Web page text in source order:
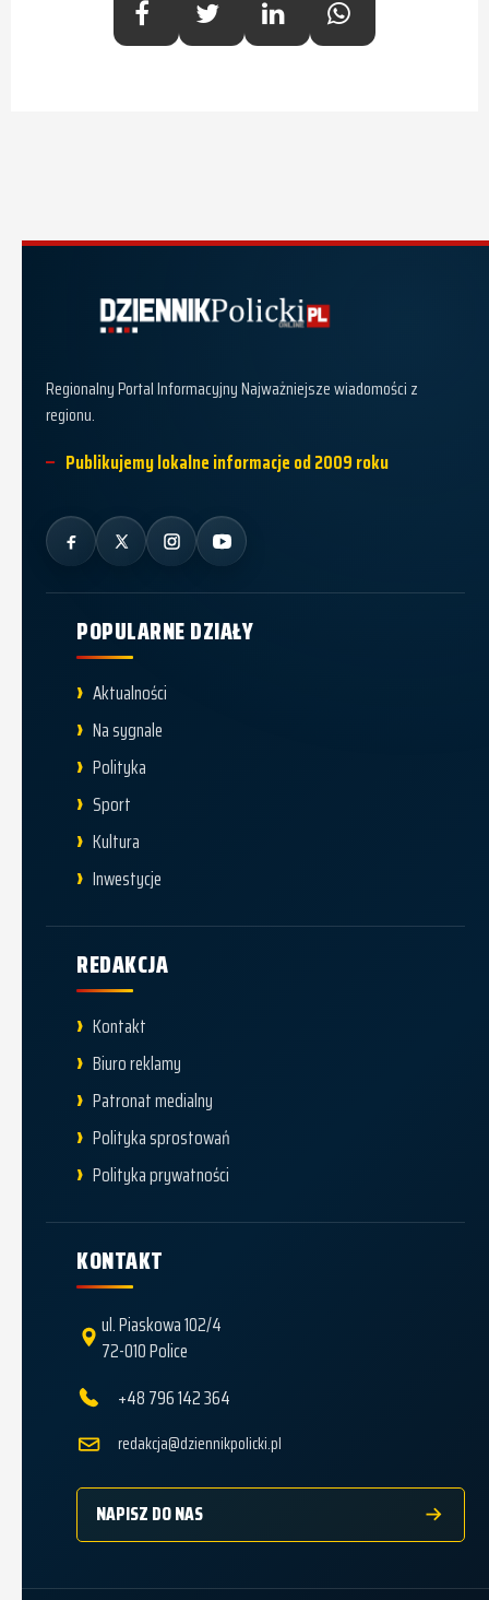
Regionalny Portal Informacyjny Najważniejsze wiadomości z
regionu.
Publikujemy lokalne informacje od 2009 roku
POPULARNE DZIAŁY
Aktualności
Na sygnale
Polityka
Sport
Kultura
Inwestycje
REDAKCJA
Kontakt
Biuro reklamy
Patronat medialny
Polityka sprostowań
Polityka prywatności
KONTAKT
ul. Piaskowa 102/4
72-010 Police
+48 796 142 364
redakcja@dziennikpolicki.pl
NAPISZ DO NAS